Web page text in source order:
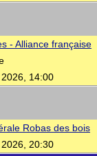
- Alliance française
14:00
Robas des bois
20:30